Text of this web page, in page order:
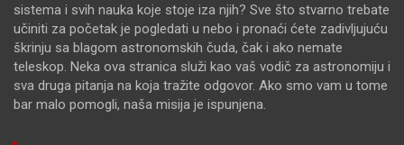
sistema i svih nauka koje stoje iza njih? Sve što stvarno trebate
učiniti za početak je pogledati u nebo i pronaći ćete zadivljujuću
škrinju sa blagom astronomskih čuda, čak i ako nemate
teleskop. Neka ova stranica služi kao vaš vodič za astronomiju i
sva druga pitanja na koja tražite odgovor. Ako smo vam u tome
bar malo pomogli, naša misija je ispunjena.